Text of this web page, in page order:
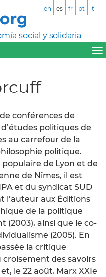
social y solidaria
en es fr pt it
conférences de
politiques de
au carrefour de la
politique.
de Lyon et de
de Nîmes, il est
et du syndicat SUD
l’auteur aux Éditions
de la politique
(2003), ainsi que le co-
(2005). En
la critique
croisement des savoirs
le 22 août, Marx XXIe